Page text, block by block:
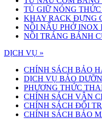
TỦ GIỮ NÓNG
KHAY RACK ĐỰNG
NỒI NẤU PHỞ INOX
NỒI TRÁNG BÁNH
DỊCH VỤ »
CHÍNH SÁCH BẢO
DỊCH VỤ BẢO
PHƯƠNG THỨC
CHÍNH SÁCH VẬN
CHÍNH SÁCH ĐỔI
CHÍNH SÁCH BẢO